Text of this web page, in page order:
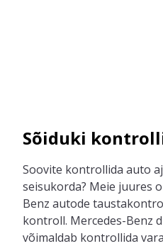
Sõiduki
Soovite kontrollida auto
seisukorda? Meie juures
Benz autode ta
kontroll. Mercedes-Benz
võimaldab kontrollida